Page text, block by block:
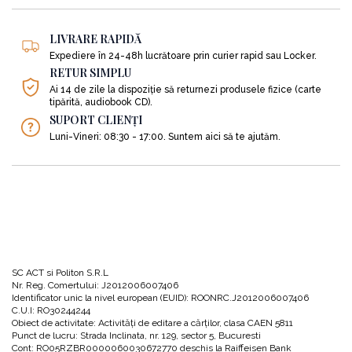
„Formula de Lansare a unui Produs” nu este ceva ușor sau automat. Implică,
în mod categoric, muncă. Nu este un sistem de „îmbogățire rapidă”.
dezvoltați rapid afacerea, iar rezultatele să crească rapid. Veți fi ghidați prin
Formulă pentru a reuși acest lucru, însă Jeff Walker vă prezintă și câteva
secrete din lumea ascunsă a marketingului online. Este o lume unde o
afacere în care vă lăsați călăuziți de propria experiență și pe care o conduceți
de acasă cu minimum de personal (sau fără personal), poate deveni o
LIVRARE RAPIDĂ
Expediere în 24-48h lucrătoare prin curier rapid sau Locker.
RETUR SIMPLU
Ai 14 de zile la dispoziție să returnezi produsele fizice (carte
tipărită, audiobook CD).
SUPORT CLIENȚI
Luni-Vineri: 08:30 - 17:00. Suntem aici să te ajutăm.
SC ACT si Politon S.R.L
Nr. Reg. Comertului: J2012006007406
Identificator unic la nivel european (EUID): ROONRC.J2012006007406
C.U.I: RO30244244
Obiect de activitate: Activităţi de editare a cărţilor, clasa CAEN 5811
Punct de lucru: Strada Inclinata, nr. 129, sector 5, Bucuresti
Cont: RO05RZBR0000060030672770 deschis la Raiffeisen Bank